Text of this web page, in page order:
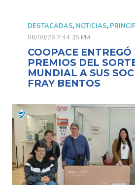
DESTACADAS, NOTICIAS,
06/08/26 7:44:35 PM
COOPACE ENTREGÓ
PREMIOS DEL
MUNDIAL A SUS
FRAY BENTOS